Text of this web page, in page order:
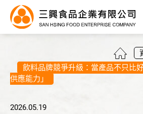
飲料品牌競爭升級：當產品不只比
供應能力」
2026.05.19